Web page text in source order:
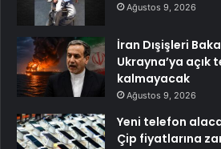
Ağustos 9, 2026
İran Dışişleri
Ukrayna’ya açık
kalmayacak
Ağustos 9, 2026
Yeni telefon
Çip fiyatlarına